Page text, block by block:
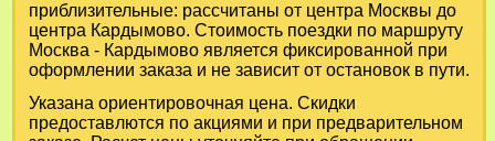
приблизительные: рассчитаны от центра Москвы до
центра Кардымово. Стоимость поездки по маршруту
Москва - Кардымово является фиксированной при
оформлении заказа и не зависит от остановок в пути.
Указана ориентировочная цена. Скидки
предоставлются по акциями и при предварительном